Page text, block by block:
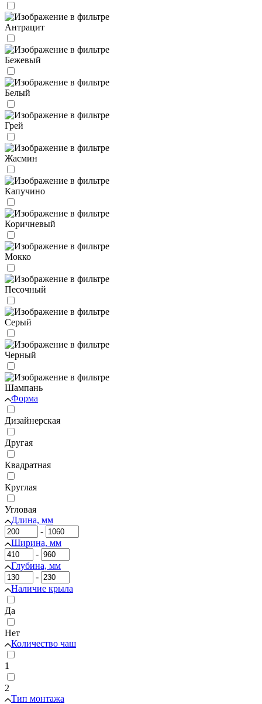
Антрацит
Бежевый
Белый
Грей
Жасмин
Капучино
Коричневый
Мокко
Песочный
Серый
Черный
Шампань
Форма
Дизайнерская
Другая
Квадратная
Круглая
Угловая
Длина, мм
-
Ширина, мм
-
Глубина, мм
-
Наличие крыла
Да
Нет
Количество чаш
1
2
Тип монтажа